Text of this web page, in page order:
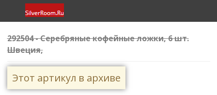
292504 - Серебряные кофейные ложки, 6 шт.
Швеция,
Этот артикул в архиве